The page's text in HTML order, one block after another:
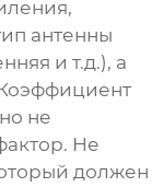
антенны
и т.д.), а
не
Не
должен